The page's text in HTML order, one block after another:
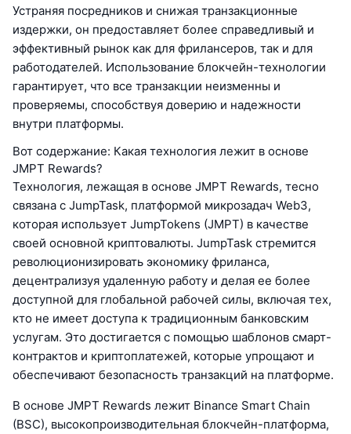
Устраняя посредников и снижая транзакционные
издержки, он предоставляет более справедливый и
эффективный рынок как для фрилансеров, так и для
работодателей. Использование блокчейн-технологии
гарантирует, что все транзакции неизменны и
проверяемы, способствуя доверию и надежности
внутри платформы.
Вот содержание: Какая технология лежит в основе
JMPT Rewards?
Технология, лежащая в основе JMPT Rewards, тесно
связана с JumpTask, платформой микрозадач Web3,
которая использует JumpTokens (JMPT) в качестве
своей основной криптовалюты. JumpTask стремится
революционизировать экономику фриланса,
децентрализуя удаленную работу и делая ее более
доступной для глобальной рабочей силы, включая тех,
кто не имеет доступа к традиционным банковским
услугам. Это достигается с помощью шаблонов смарт-
контрактов и криптоплатежей, которые упрощают и
обеспечивают безопасность транзакций на платформе.
В основе JMPT Rewards лежит Binance Smart Chain
(BSC), высокопроизводительная блокчейн-платформа,